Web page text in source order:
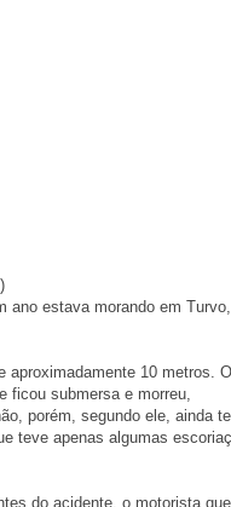
ano estava morando em
aproximadamente 10 metros. O
ficou submersa e morreu,
porém, segundo ele, ainda
teve apenas algumas
do acidente, o motorista que